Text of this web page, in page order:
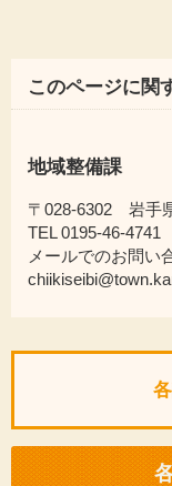
このページに関
地域整備課
〒028-6302 岩手
TEL 0195-46-4741
メールでのお問い